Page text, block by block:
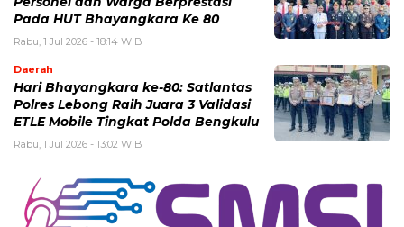
Pada HUT Bhayangkara Ke 80
Rabu, 1 Jul 2026 - 18:14 WIB
Daerah
Hari Bhayangkara ke-80: Satlantas
Polres Lebong Raih Juara 3 Validasi
ETLE Mobile Tingkat Polda Bengkulu
Rabu, 1 Jul 2026 - 13:02 WIB